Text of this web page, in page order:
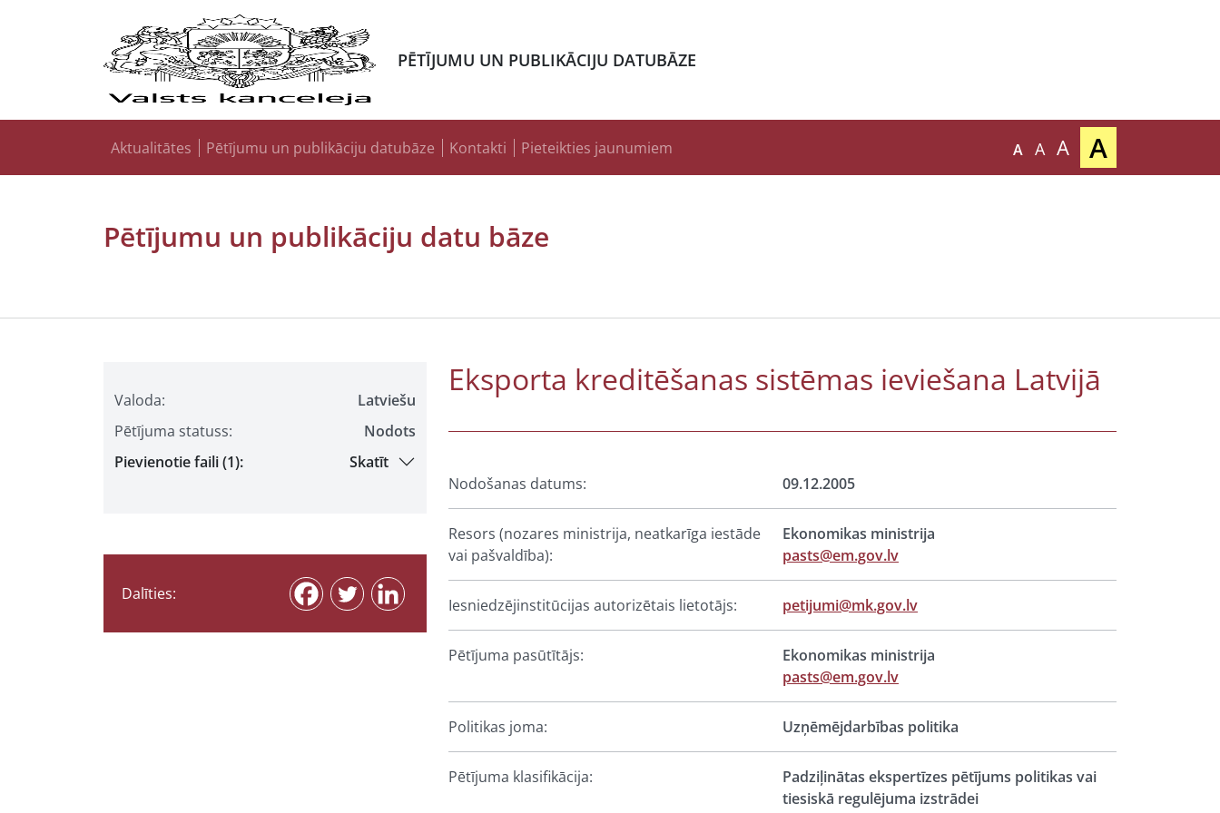
PĒTĪJUMU UN PUBLIKĀCIJU DATUBĀZE
Aktualitātes Pētījumu un publikāciju datubāze Kontakti Pieteikties jaunumiem A A A A
Pētījumu un publikāciju datu bāze
Valoda:
Latviešu
Pētījuma statuss:
Nodots
Pievienotie faili (1):
Skatīt
Dalīties:
Eksporta kreditēšanas sistēmas ieviešana Latvijā
Nodošanas datums: 09.12.2005
Resors (nozares ministrija, neatkarīga iestāde
vai pašvaldība):
Ekonomikas ministrija
pasts@em.gov.lv
Iesniedzējinstitūcijas autorizētais lietotājs: petijumi@mk.gov.lv
Pētījuma pasūtītājs:
Ekonomikas ministrija
pasts@em.gov.lv
Politikas joma: Uzņēmējdarbības politika
Pētījuma klasifikācija:
Padziļinātas ekspertīzes pētījums politikas vai
tiesiskā regulējuma izstrādei